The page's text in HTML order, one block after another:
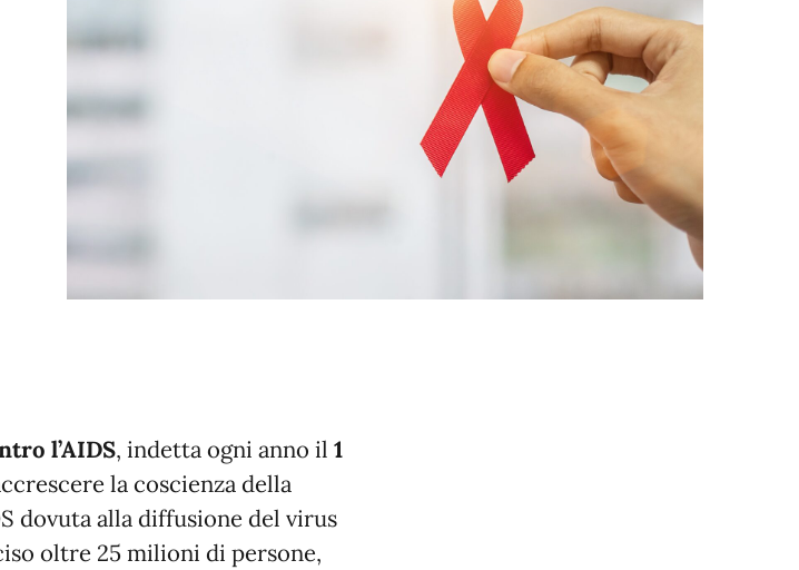
l’AIDS, indetta ogni anno il 1
la coscienza della
dovuta alla diffusione del virus
oltre 25 milioni di persone,